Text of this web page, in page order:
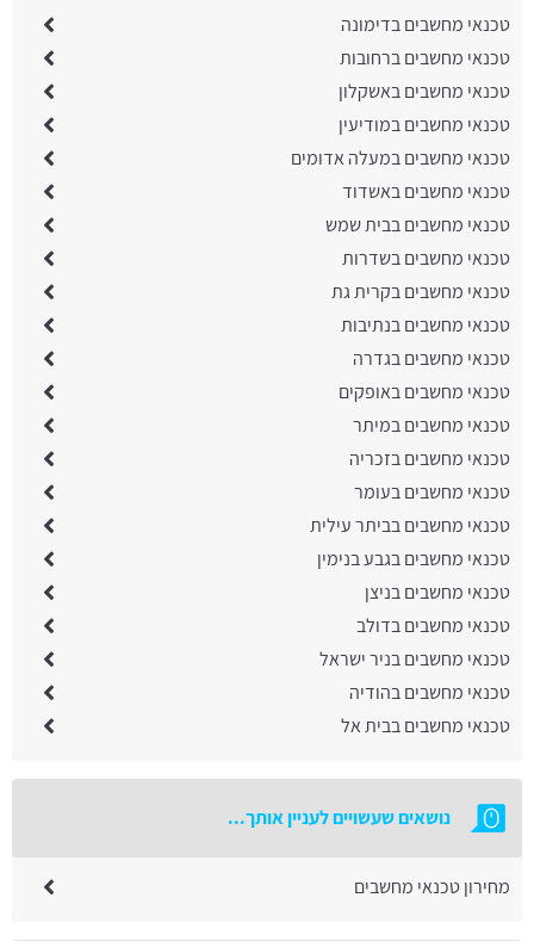
טכנאי מחשבים בדימונה
טכנאי מחשבים ברחובות
טכנאי מחשבים באשקלון
טכנאי מחשבים במודיעין
טכנאי מחשבים במעלה אדומים
טכנאי מחשבים באשדוד
טכנאי מחשבים בבית שמש
טכנאי מחשבים בשדרות
טכנאי מחשבים בקרית גת
טכנאי מחשבים בנתיבות
טכנאי מחשבים בגדרה
טכנאי מחשבים באופקים
טכנאי מחשבים במיתר
טכנאי מחשבים בזכריה
טכנאי מחשבים בעומר
טכנאי מחשבים בביתר עילית
טכנאי מחשבים בגבע בנימין
טכנאי מחשבים בניצן
טכנאי מחשבים בדולב
טכנאי מחשבים בניר ישראל
טכנאי מחשבים בהודיה
טכנאי מחשבים בבית אל
נושאים שעשויים לעניין אותך...
מחירון טכנאי מחשבים